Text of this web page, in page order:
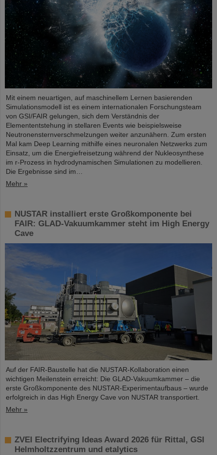
Mit einem neuartigen, auf maschinellem Lernen basierenden
Simulationsmodell ist es einem internationalen Forschungsteam
von GSI/FAIR gelungen, sich dem Verständnis der
Elemententstehung in stellaren Events wie beispielsweise
Neutronensternverschmelzungen weiter anzunähern. Zum ersten
Mal kam Deep Learning mithilfe eines neuronalen Netzwerks zum
Einsatz, um die Energiefreisetzung während der Nukleosynthese
im r-Prozess in hydrodynamischen Simulationen zu modellieren.
Die Ergebnisse sind im…
Mehr »
NUSTAR installiert erste Großkomponente bei
FAIR: GLAD-Vakuumkammer steht im High Energy
Cave
Auf der FAIR-Baustelle hat die NUSTAR-Kollaboration einen
wichtigen Meilenstein erreicht: Die GLAD-Vakuumkammer – die
erste Großkomponente des NUSTAR-Experimentaufbaus – wurde
erfolgreich in das High Energy Cave von NUSTAR transportiert.
Mehr »
ZVEI Electrifying Ideas Award 2026 für Rittal, GSI
Helmholtzzentrum und etalytics